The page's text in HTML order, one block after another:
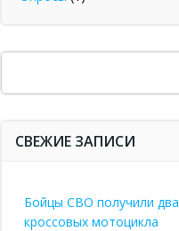
Поиск
СВЕЖИЕ ЗАПИСИ
Бойцы СВО получили два
кроссовых мотоцикла